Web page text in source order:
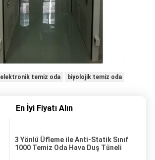
elektronik temiz oda biyolojik temiz oda
En İyi Fiyatı Alın
3 Yönlü Üfleme ile Anti-Statik Sınıf
1000 Temiz Oda Hava Duş Tüneli